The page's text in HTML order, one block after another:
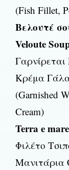
(Fish Fillet,
Βελουτέ
Veloute
Κρέμα
(Garnished
Cream)
Terra e mare
Φιλέτο
Μανιτάρια